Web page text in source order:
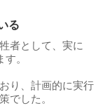
る
者として、実に
。
り、計画的に実行
でした。